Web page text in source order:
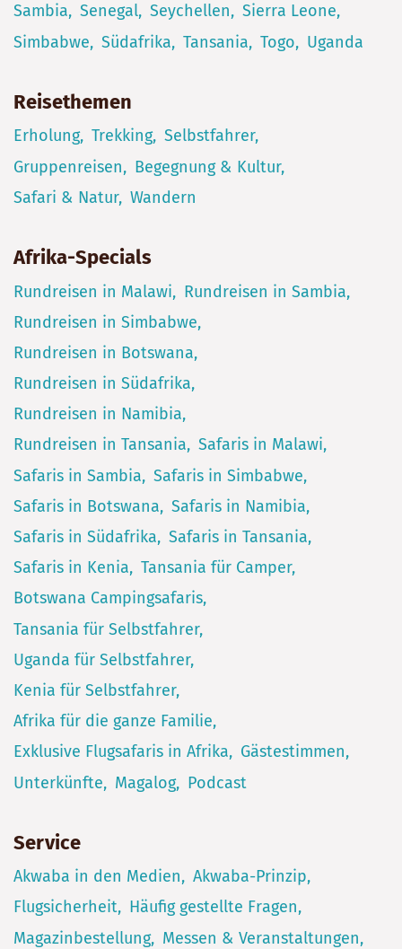
Sambia
Senegal Seychellen
Sierra Leone
Simbabwe
Südafrika Tansania Togo Uganda
Reisethemen
Erholung Trekking Selbstfahrer
Gruppenreisen
Begegnung & Kultur
Safari & Natur Wandern
Afrika-Specials
Rundreisen in Malawi
Rundreisen in Sambia
Rundreisen in Simbabwe
Rundreisen in Botswana
Rundreisen in Südafrika
Rundreisen in Namibia
Rundreisen in Tansania
Safaris in Malawi
Safaris in Sambia
Safaris in Simbabwe
Safaris in Botswana
Safaris in Namibia
Safaris in Südafrika
Safaris in Tansania
Safaris in Kenia
Tansania für Camper
Botswana Campingsafaris
Tansania für Selbstfahrer
Uganda für Selbstfahrer
Kenia für Selbstfahrer
Afrika für die ganze Familie
Exklusive Flugsafaris in Afrika
Gästestimmen
Unterkünfte
Magalog Podcast
Service
Akwaba in den Medien
Akwaba-Prinzip
Flugsicherheit
Häufig gestellte Fragen
Magazinbestellung
Messen & Veranstaltungen